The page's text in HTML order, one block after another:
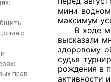
Доходы
мини
максимум
В ходе
высказали
здоровому
судья
рождения в
активности
с
прав